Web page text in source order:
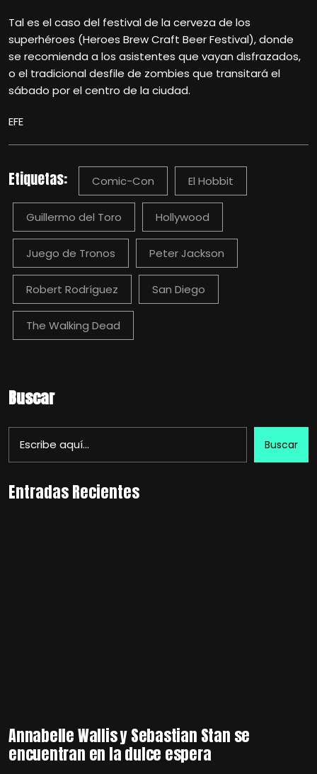
Tal es el caso del festival de la cerveza de los
superhéroes (Heroes Brew Craft Beer Festival), donde
se recomienda a los asistentes que vayan disfrazados,
o el tradicional desfile de zombies que transitará el
sábado por el centro de la ciudad.
EFE
Etiquetas: Comic-Con El Hobbit
Guillermo del Toro Hollywood
Juego de Tronos Peter Jackson
Robert Rodríguez San Diego
The Walking Dead
Buscar
Buscar
Entradas Recientes
Annabelle Wallis y Sebastian Stan se
encuentran en la dulce espera